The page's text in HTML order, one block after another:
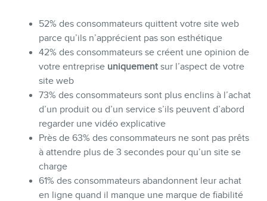
BLOGUE
52% des consommateurs quittent votre site web
parce qu’ils n’apprécient pas son esthétique
42% des consommateurs se créent une opinion de
votre entreprise uniquement sur l’aspect de votre
site web
73% des consommateurs sont plus enclins à l’achat
d’un produit ou d’un service s’ils peuvent d’abord
regarder une vidéo explicative
Près de 63% des consommateurs ne sont pas prêts
à attendre plus de 3 secondes pour qu’un site se
charge
61% des consommateurs abandonnent leur achat
en ligne quand il manque une marque de fiabilité